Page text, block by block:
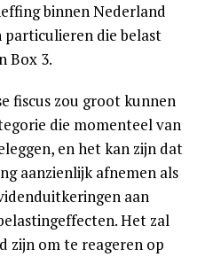
binnen Nederland
die belast
Box 3.
fiscus zou groot kunnen
die momenteel van
en het kan zijn dat
aanzienlijk afnemen als
aan
Het zal
zijn om te reageren op